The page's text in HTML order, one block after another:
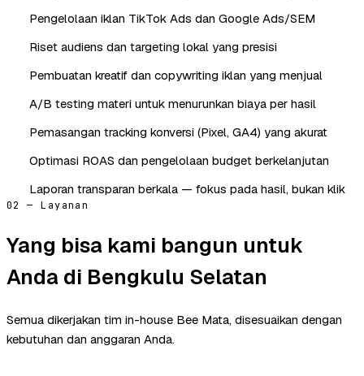
Pengelolaan iklan TikTok Ads dan Google Ads/SEM
Riset audiens dan targeting lokal yang presisi
Pembuatan kreatif dan copywriting iklan yang menjual
A/B testing materi untuk menurunkan biaya per hasil
Pemasangan tracking konversi (Pixel, GA4) yang akurat
Optimasi ROAS dan pengelolaan budget berkelanjutan
Laporan transparan berkala — fokus pada hasil, bukan klik
02 — Layanan
Yang bisa kami bangun untuk
Anda di Bengkulu Selatan
Semua dikerjakan tim in-house Bee Mata, disesuaikan dengan
kebutuhan dan anggaran Anda.